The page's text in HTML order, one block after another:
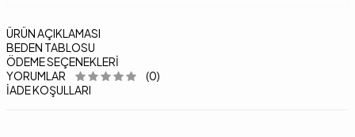
ÜRÜN AÇIKLAMASI
BEDEN TABLOSU
ÖDEME SEÇENEKLERI
YORUMLAR
(0)
İADE KOŞULLARI